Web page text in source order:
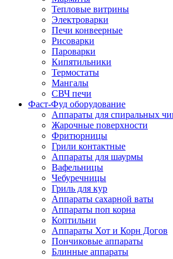
Тепловые витрины
Электроварки
Печи конвеерные
Рисоварки
Пароварки
Кипятильники
Термостаты
Мангалы
СВЧ печи
Фаст-Фуд оборудование
Аппараты для спиральных
Жарочные поверхности
Фритюрницы
Грили контактные
Аппараты для шаурмы
Вафельницы
Чебуречницы
Гриль для кур
Аппараты сахарной ваты
Аппараты поп корна
Коптильни
Аппараты Хот и Корн Догов
Пончиковые аппараты
Блинные аппараты